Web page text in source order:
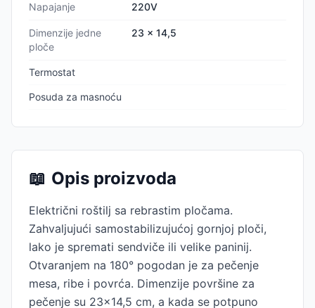
Napajanje 220V
Dimenzije jedne
ploče
23 x 14,5
Termostat
Posuda za masnoću
📖 Opis proizvoda
Električni roštilj sa rebrastim pločama.
Zahvaljujući samostabilizujućoj gornjoj ploči,
lako je spremati sendviče ili velike paninij.
Otvaranjem na 180° pogodan je za pečenje
mesa, ribe i povrća. Dimenzije površine za
pečenje su 23×14,5 cm, a kada se potpuno